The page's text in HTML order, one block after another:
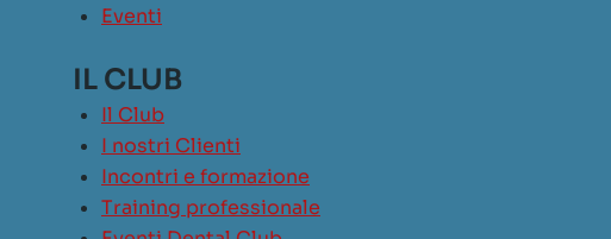
Eventi
IL CLUB
Il Club
I nostri Clienti
Incontri e formazione
Training professionale